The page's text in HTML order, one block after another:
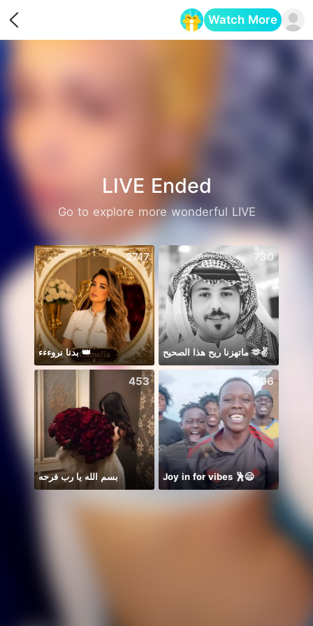
Watch More
LIVE Ended
Go to explore more wonderful LIVE
2717
بدنا نروءءء 👑
730
ماتهزنا ريح هذا الصحيح 🫶✌️
453
بسم الله يا رب فرحه
506
Joy in for vibes 🕺😄